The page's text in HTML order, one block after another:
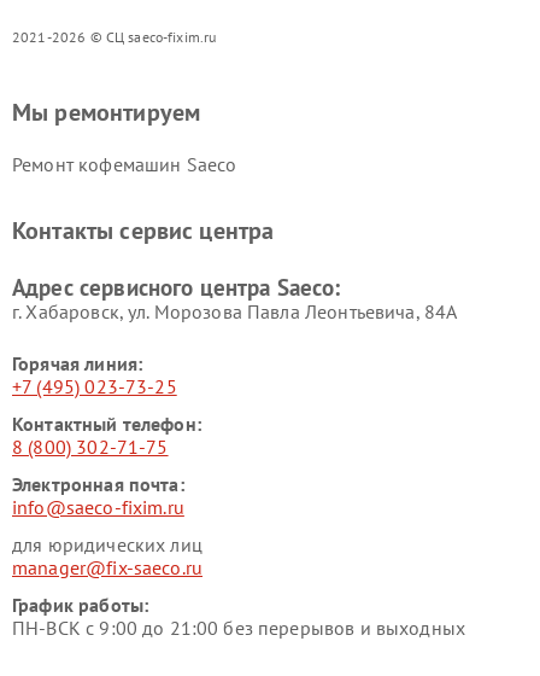
2021-2026 © СЦ saeco-fixim.ru
Мы ремонтируем
Ремонт кофемашин Saeco
Контакты сервис центра
Адрес сервисного центра Saeco:
г. Хабаровск, ул. Морозова Павла Леонтьевича, 84А
Горячая линия:
+7 (495) 023-73-25
Контактный телефон:
8 (800) 302-71-75
Электронная почта:
info@saeco-fixim.ru
для юридических лиц
manager@fix-saeco.ru
График работы:
ПН-ВСК с 9:00 до 21:00 без перерывов и выходных